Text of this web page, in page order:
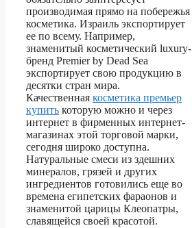
производимая прямо на побережья
косметика. Израиль экспортирует
ее по всему. Например,
знаменитый косметический luxury-
бренд Premier by Dead Sea
экспортирует свою продукцию в
десятки стран мира.
Качественная косметика премьер
купить которую можно и через
интернет в фирменных интернет-
магазинах этой торговой марки,
сегодня широко доступна.
Натуральные смеси из здешних
минералов, грязей и других
ингредиентов готовились еще во
времена египетских фараонов и
знаменитой царицы Клеопатры,
славящейся своей красотой.